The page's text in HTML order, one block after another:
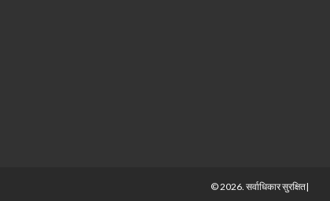
© 2026. सर्वाधिकार सुरक्षित|